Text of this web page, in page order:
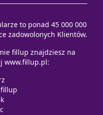
to ponad 45 000 000
zadowolonych Klientów.
fillup znajdziesz na
www.fillup.pl: